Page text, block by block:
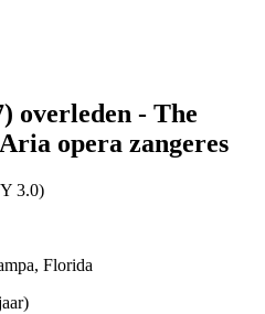
overleden - The
opera zangeres
3.0)
Florida